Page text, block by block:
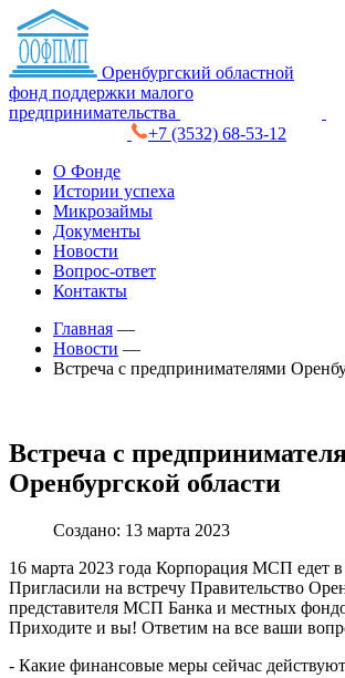
Оренбургский областной
фонд поддержки малого
предпринимательства
+7 (3532) 68-53-12
О Фонде
Истории успеха
Микрозаймы
Документы
Новости
Вопрос-ответ
Контакты
Главная —
Новости —
Встреча с предпринимателями
Встреча с
Оренбургской области
Создано: 13 марта 2023
16 марта 2023 года Корпорация МСП едет в
Пригласили на встречу Правительство
представителя МСП Банка и местных
Приходите и вы! Ответим на все ваши
- Какие финансовые меры сейчас действуют